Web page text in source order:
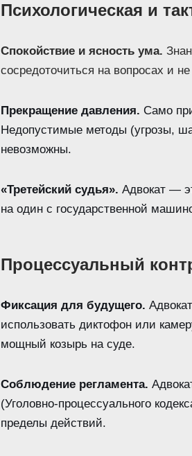
Психологическая и
Спокойствие и ясность ума.
сосредоточиться на вопросах и
Прекращение давления. Само
Недопустимые методы (угрозы,
невозможны.
«Третейский судья». Адвокат —
на один с государственной
Процессуальный
Фиксация для будущего.
использовать диктофон или
мощный козырь на суде.
Соблюдение регламента.
(Уголовно-процессуального
пределы действий.